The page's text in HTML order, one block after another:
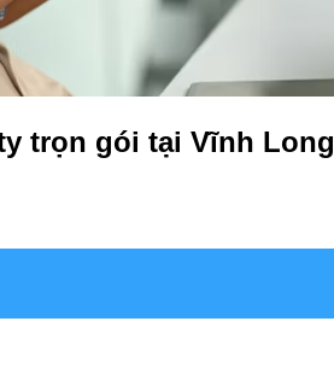
trọn gói tại Vĩnh Long